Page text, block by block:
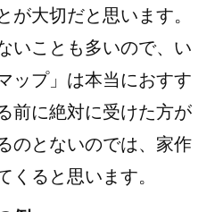
が大切だと思います。
いことも多いので、い
ップ」は本当におすす
前に絶対に受けた方が
のとないのでは、家作
くると思います。